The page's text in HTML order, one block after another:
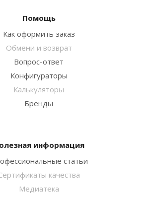
Помощь
Как оформить заказ
Обмени и возврат
Вопрос-ответ
Конфигураторы
Калькуляторы
Бренды
информация
статьи
качества
Медиатека